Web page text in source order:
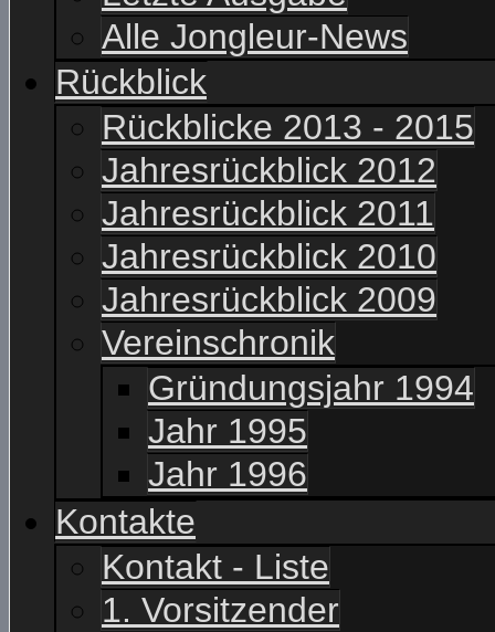
Alle Jongleur-News
Rückblick
Rückblicke 2013 - 2015
Jahresrückblick 2012
Jahresrückblick 2011
Jahresrückblick 2010
Jahresrückblick 2009
Vereinschronik
Gründungsjahr 1994
Jahr 1995
Jahr 1996
Kontakte
Kontakt - Liste
1. Vorsitzender